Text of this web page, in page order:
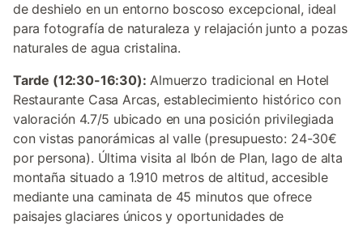
de deshielo en un entorno boscoso excepcional, ideal
para fotografía de naturaleza y relajación junto a pozas
naturales de agua cristalina.
Tarde (12:30-16:30): Almuerzo tradicional en Hotel
Restaurante Casa Arcas, establecimiento histórico con
valoración 4.7/5 ubicado en una posición privilegiada
con vistas panorámicas al valle (presupuesto: 24-30€
por persona). Última visita al Ibón de Plan, lago de alta
montaña situado a 1.910 metros de altitud, accesible
mediante una caminata de 45 minutos que ofrece
paisajes glaciares únicos y oportunidades de